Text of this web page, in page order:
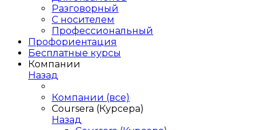
Разговорный
С носителем
Профессиональный
Профориентация
Бесплатные курсы
Компании
Назад
Компании (все)
Coursera (Курсера)
Назад